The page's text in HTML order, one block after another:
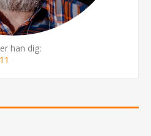
han dig: